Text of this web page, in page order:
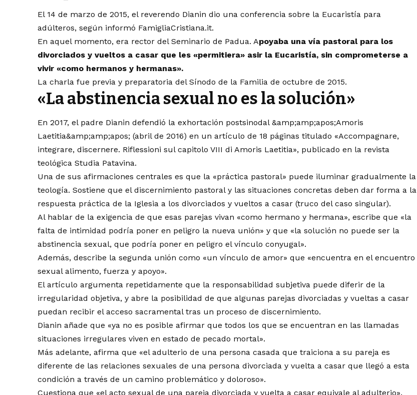
El 14 de marzo de 2015, el reverendo Dianin dio una conferencia sobre la Eucaristía para
adúlteros, según informó FamigliaCristiana.it.
En aquel momento, era rector del Seminario de Padua. Apoyaba una vía pastoral para los
divorciados y vueltos a casar que les «permitiera» asir la Eucaristía, sin comprometerse a
vivir «como hermanos y hermanas».
La charla fue previa y preparatoria del Sínodo de la Familia de octubre de 2015.
«La abstinencia sexual no es la solución»
En 2017, el padre Dianin defendió la exhortación postsinodal &amp;amp;apos;Amoris
Laetitia&amp;amp;apos; (abril de 2016) en un artículo de 18 páginas titulado «Accompagnare,
integrare, discernere. Riflessioni sul capitolo VIII di Amoris Laetitia», publicado en la revista
teológica Studia Patavina.
Una de sus afirmaciones centrales es que la «práctica pastoral» puede iluminar gradualmente la
teología. Sostiene que el discernimiento pastoral y las situaciones concretas deben dar forma a la
respuesta práctica de la Iglesia a los divorciados y vueltos a casar (truco del caso singular).
Al hablar de la exigencia de que esas parejas vivan «como hermano y hermana», escribe que «la
falta de intimidad podría poner en peligro la nueva unión» y que «la solución no puede ser la
abstinencia sexual, que podría poner en peligro el vínculo conyugal».
Además, describe la segunda unión como «un vínculo de amor» que «encuentra en el encuentro
sexual alimento, fuerza y apoyo».
El artículo argumenta repetidamente que la responsabilidad subjetiva puede diferir de la
irregularidad objetiva, y abre la posibilidad de que algunas parejas divorciadas y vueltas a casar
puedan recibir el acceso sacramental tras un proceso de discernimiento.
Dianin añade que «ya no es posible afirmar que todos los que se encuentran en las llamadas
situaciones irregulares viven en estado de pecado mortal».
Más adelante, afirma que «el adulterio de una persona casada que traiciona a su pareja es
diferente de las relaciones sexuales de una persona divorciada y vuelta a casar que llegó a esta
condición a través de un camino problemático y doloroso».
Cuestiona que «el acto sexual de una pareja divorciada y vuelta a casar equivale al adulterio».